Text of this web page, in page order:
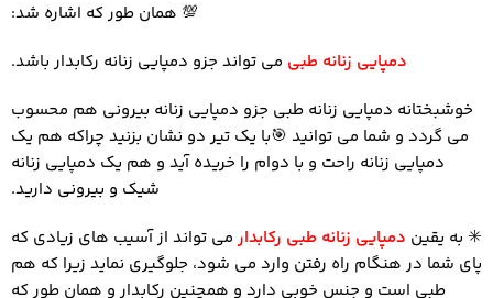
💯 همان طور که اشاره شد:
دمپایی زنانه طبی می تواند جزو دمپایی زنانه رکابدار باشد.
خوشبختانه دمپایی زنانه طبی جزو دمپایی زنانه بیرونی هم محسوب
می گردد و شما می توانید 🎯با یک تیر دو نشان بزنید چراکه هم یک
دمپایی زنانه راحت و با دوام را خریده آید و هم یک دمپایی زنانه
شیک و بیرونی دارید.
✳️ به یقین دمپایی زنانه طبی رکابدار می تواند از آسیب های زیادی که
پای شما در هنگام راه رفتن وارد می شود، جلوگیری نماید زیرا که هم
طبی است و جنس خوبی دارد و همچنین رکابدار و همان طور که